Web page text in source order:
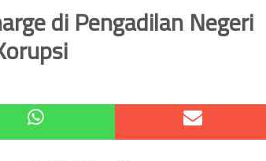
Karyawan,Berikut Kualifikasinya
(PDPB) TRIWULAN II
Aziz Divonis Bersalah
di Pengadilan Negeri